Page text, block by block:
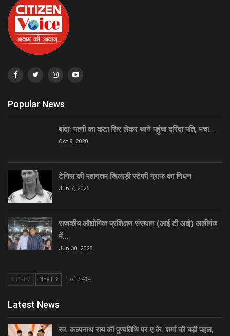
Popular News
बांदा: पत्नी का कटा सिर लेकर थाने पहुंचा दरिंदा पति, मचा…
Oct 9, 2020
टेनिस की महानतम खिलाड़ी स्टेफी ग्राफ का निधन
Jun 7, 2025
राजकीय औद्योगिक प्रशिक्षण संस्थान (आई टी आई) अलीगंज
में…
Jun 30, 2025
PREV NEXT 1 of 7,414
Latest News
स्व. कल्पनाथ राय की पुण्यतिथि पर ए.के. शर्मा की बड़ी पहल,